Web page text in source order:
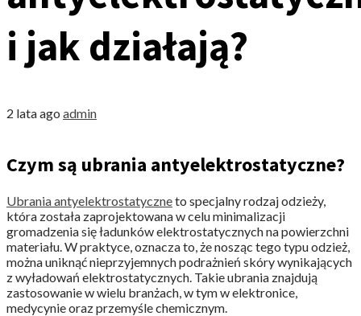
i jak działają?
2 lata ago admin
Czym są ubrania antyelektrostatyczne?
Ubrania antyelektrostatyczneto specjalny rodzaj odzieży,
która została zaprojektowana w celu minimalizacji
gromadzenia się ładunków elektrostatycznych na powierzchni
materiału. W praktyce, oznacza to, że nosząc tego typu odzież,
można uniknąć nieprzyjemnych podrażnień skóry wynikających
z wyładowań elektrostatycznych. Takie ubrania znajdują
zastosowanie w wielu branżach, w tym w elektronice,
medycynie oraz przemyśle chemicznym.